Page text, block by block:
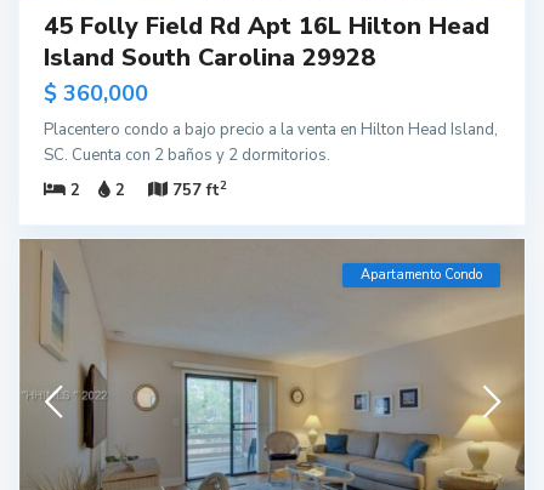
45 Folly Field Rd Apt 16L Hilton Head
Island South Carolina 29928
$ 360,000
Placentero condo a bajo precio a la venta en Hilton Head Island,
SC. Cuenta con 2 baños y 2 dormitorios.
2
2 757 ft2
Apartamento Condo